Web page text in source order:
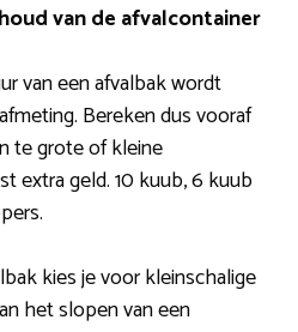
van de afvalcontainer
van een afvalbak wordt
Bereken dus vooraf
te grote of kleine
extra geld. 10 kuub, 6 kuub
kies je voor kleinschalige
het slopen van een